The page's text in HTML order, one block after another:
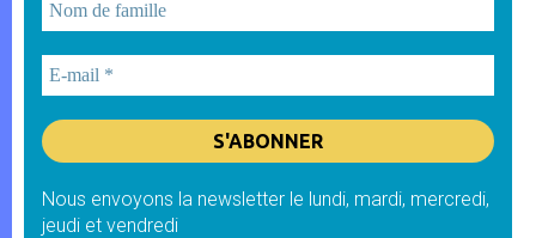
Nous envoyons la newsletter le lundi, mardi, mercredi,
jeudi et vendredi